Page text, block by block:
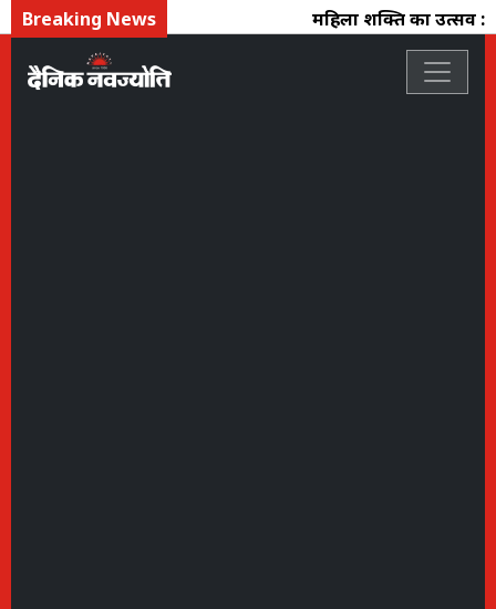
Breaking News महिला शक्ति का उत्सव :